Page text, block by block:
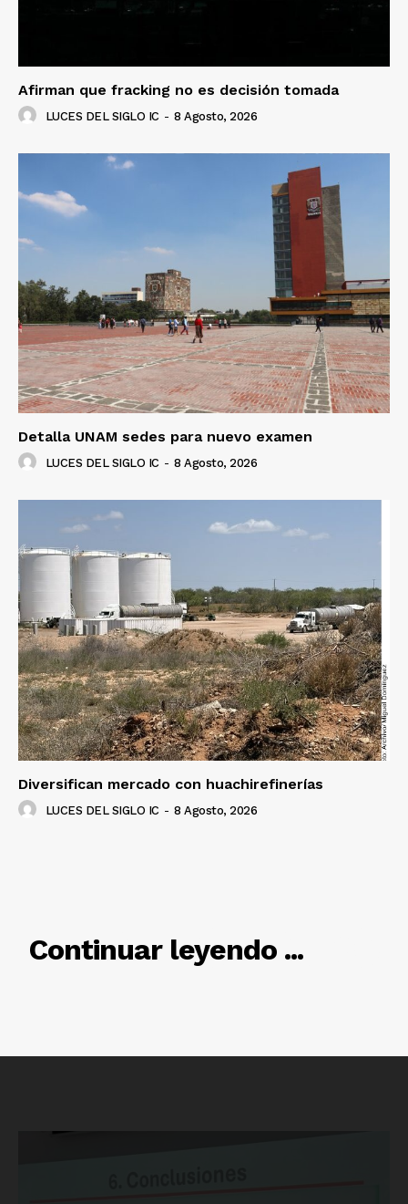
Luces
Del Siglo
Afirman que fracking no es decisión tomada
LUCES DEL SIGLO IC - 8 Agosto, 2026
Detalla UNAM sedes para nuevo examen
LUCES DEL SIGLO IC - 8 Agosto, 2026
Diversifican mercado con huachirefinerías
LUCES DEL SIGLO IC - 8 Agosto, 2026
Continuar leyendo ...
RELACIONADO